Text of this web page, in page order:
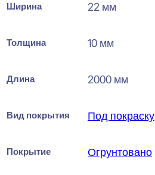
Ширина 22 мм
Толщина 10 мм
Длина 2000 мм
Вид покрытия Под покраску
Покрытие Огрунтовано